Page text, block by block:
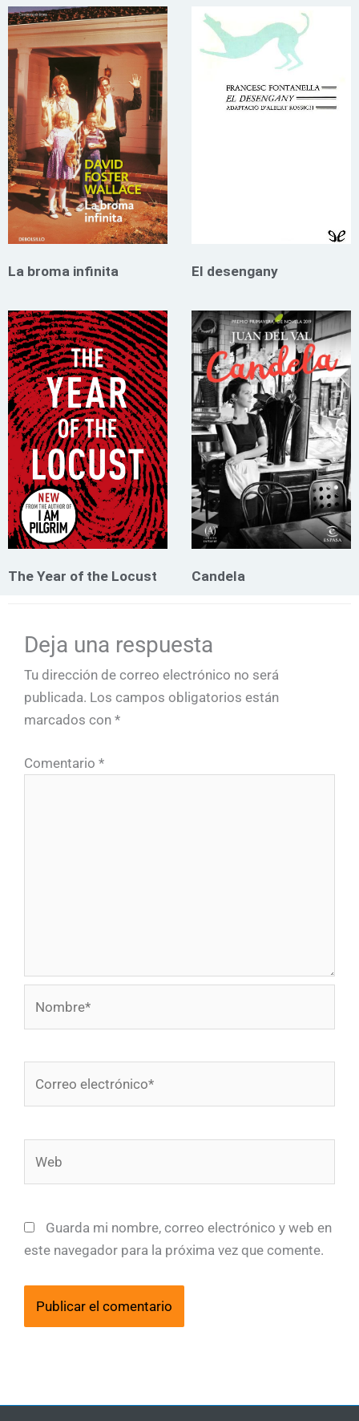
La broma infinita El desengany
The Year of the Locust Candela
Deja una respuesta
Tu dirección de correo electrónico no será
publicada. Los campos obligatorios están
marcados con *
Comentario *
Guarda mi nombre, correo electrónico y web en
este navegador para la próxima vez que comente.